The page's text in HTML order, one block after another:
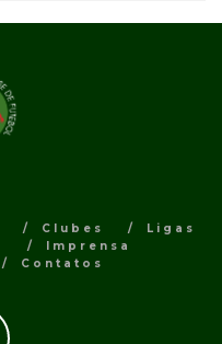
Clubes
Ligas
Imprensa
Contatos